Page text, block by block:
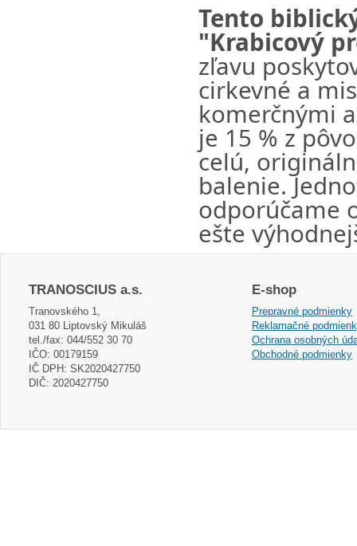
Tento
"Krabicový
zľavu
cirkevné a
komerčnými
je 15 % z
celú,
balenie.
odporúčame
ešte
TRANOSCIUS a.s.
Tranovského 1,
031 80 Liptovský Mikuláš
tel./fax: 044/552 30 70
IČO: 00179159
IČ DPH: SK2020427750
DIČ: 2020427750
E-shop
Prepravné podmienky
Reklamačné
Ochrana osobných
Obchodné podmienky